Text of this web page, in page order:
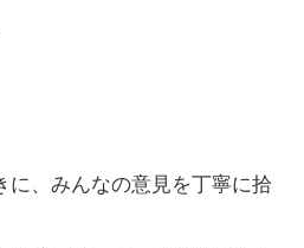
に、みんなの意見を丁寧に拾